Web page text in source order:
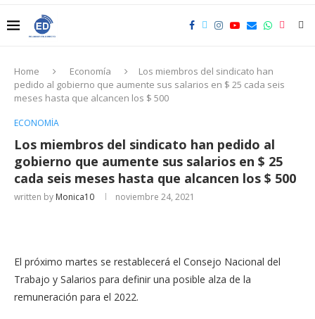
Home Economía
Los miembros del sindicato han
pedido al gobierno que aumente sus salarios en $ 25 cada seis
meses hasta que alcancen los $ 500
ECONOMÍA
Los miembros del sindicato han pedido al
gobierno que aumente sus salarios en $ 25
cada seis meses hasta que alcancen los $ 500
written by Monica10 noviembre 24, 2021
El próximo martes se restablecerá el Consejo Nacional del
Trabajo y Salarios para definir una posible alza de la
remuneración para el 2022.